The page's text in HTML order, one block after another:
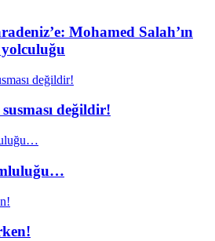
Mohamed Salah’ın
değildir!